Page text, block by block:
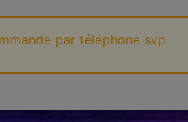
par téléphone svp